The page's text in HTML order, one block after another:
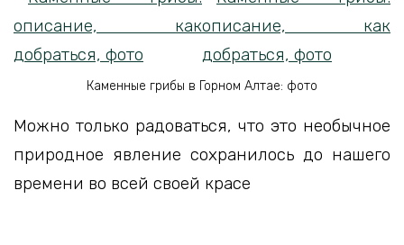
Каменные грибы в Горном Алтае: фото
Можно только радоваться, что это необычное
природное явление сохранилось до нашего
времени во всей своей красе